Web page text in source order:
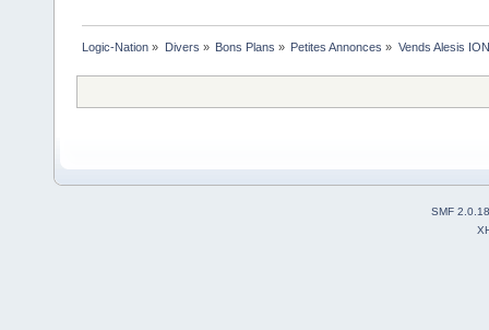
Logic-Nation » Divers » Bons Plans » Petites Annonces » Vends Alesis
SMF 2.0.18